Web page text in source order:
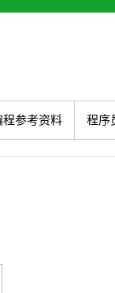
程参考资料 程序